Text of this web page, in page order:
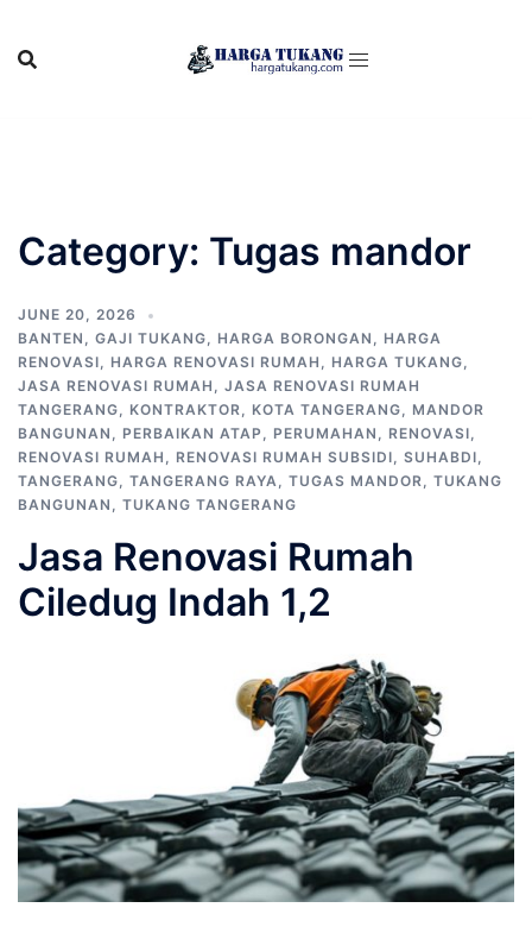
content
Category: Tugas mandor
JUNE 20, 2026
BANTEN , GAJI TUKANG, HARGA BORONGAN , HARGA
RENOVASI, HARGA RENOVASI RUMAH , HARGA TUKANG,
JASA RENOVASI RUMAH , JASA RENOVASI RUMAH
TANGERANG, KONTRAKTOR, KOTA TANGERANG, MANDOR
BANGUNAN , PERBAIKAN ATAP , PERUMAHAN , RENOVASI,
RENOVASI RUMAH , RENOVASI RUMAH SUBSIDI, SUHABDI,
TANGERANG, TANGERANG RAYA, TUGAS MANDOR, TUKANG
BANGUNAN , TUKANG TANGERANG
Jasa Renovasi Rumah
Ciledug Indah 1,2